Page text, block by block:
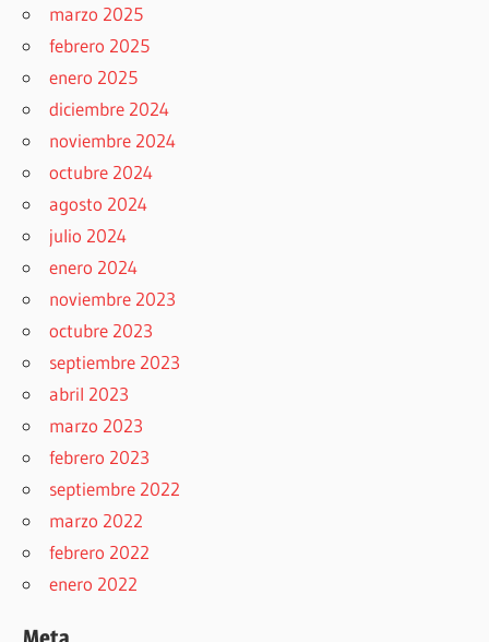
marzo 2025
febrero 2025
enero 2025
diciembre 2024
noviembre 2024
octubre 2024
agosto 2024
julio 2024
enero 2024
noviembre 2023
octubre 2023
septiembre 2023
abril 2023
marzo 2023
febrero 2023
septiembre 2022
marzo 2022
febrero 2022
enero 2022